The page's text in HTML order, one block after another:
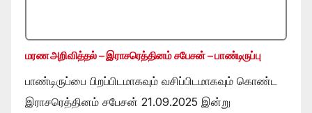
மரண அறிவித்தல் – இராசரெத்தினம் சபேசன் – பாண்டிருப்பு
பாண்டிருப்பை பிறப்பிடமாகவும் வசிப்பிடமாகவும் கொண்ட
இராசரெத்தினம் சபேசன் 21.09.2025 இன்று